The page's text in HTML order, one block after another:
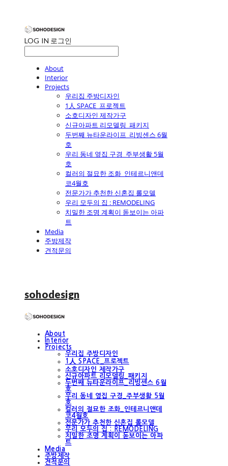
LOG IN 로그인
About
Interior
Projects
우리집 주방디자인
1人 SPACE_프로젝트
소호디자인 제작가구
신규아파트 리모델링_패키지
두번째 뉴타운라이프_리빙센스 6월
호
우리 동네 옆집 구경_주부생활 5월
호
컬러의 절묘한 조화_인테르니앤데
코4월호
전문가가 추천한 신혼집 롤모델
우리 모두의 집 : REMODELING
치밀한 조명 계획이 돋보이는 아파
트
Media
주방제작
견적문의
sohodesign
About
Interior
Projects
우리집 주방디자인
1人 SPACE_프로젝트
소호디자인 제작가구
신규아파트 리모델링_패키지
두번째 뉴타운라이프_리빙센스 6월
호
우리 동네 옆집 구경_주부생활 5월
호
컬러의 절묘한 조화_인테르니앤데
코4월호
전문가가 추천한 신혼집 롤모델
우리 모두의 집 : REMODELING
치밀한 조명 계획이 돋보이는 아파
트
Media
주방제작
견적문의